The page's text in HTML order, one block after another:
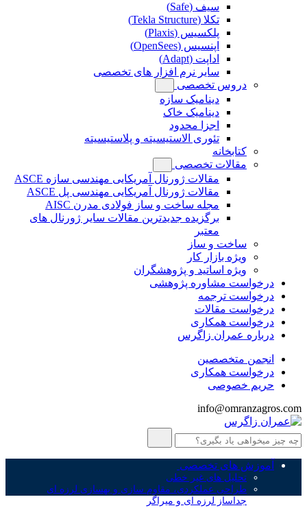
سیف (Safe)
تکلا (Tekla Structure)
پلکسیس (Plaxis)
اپنسیس (OpenSees)
اداپت (Adapt)
سایر نرم افزار های تخصصی
دروس تخصصی
دینامیک سازه
دینامیک خاک
اجزا محدود
تئوری الاستیسیته و پلاستیسیته
کتابخانه
مقالات تخصصی
مقالات ژورنال آمریکایی مهندسی سازه ASCE
مقالات ژورنال آمریکایی مهندسی پل ASCE
مجله ساخت و ساز فولادی مدرن AISC
برگزیده جدیدترین مقالات سایر ژورنال های
معتبر
ساخت و ساز
ویژه بازار کار
ویژه اساتید و پژوهشگران
درخواست مشاوره پژوهشی
درخواست ترجمه
درخواست مقالات
درخواست همکاری
درباره عمران زاگرس
انجمن متخصصین
درخواست همکاری
حریم خصوصی
info@omranzagros.com
آموزش های تخصصی
تحلیل های غیر خطی
طراحی عملکردی، مقاوم سازی و بهسازی لرزه ای
جداساز لرزه ای و میراگر